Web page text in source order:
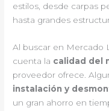
estilos, desde carpas
hasta grandes
Al buscar en Mercado
cuenta la calidad del
proveedor ofrece.
instalación y
un gran ahorro en